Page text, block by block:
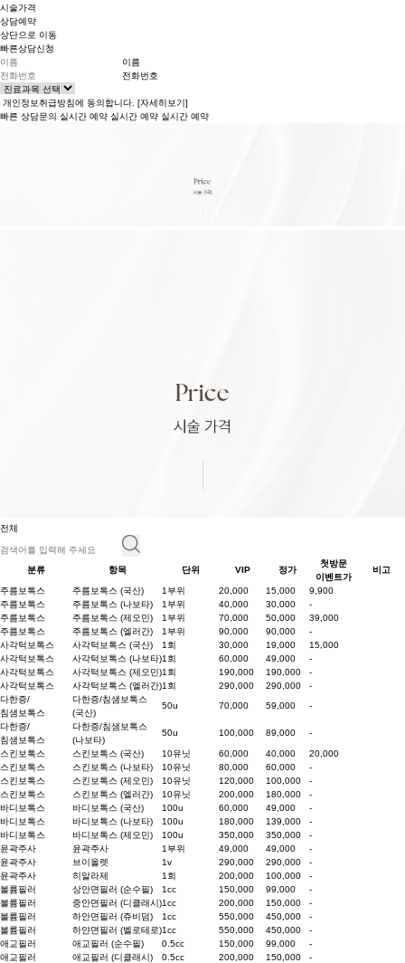
시술가격
상담예약
상단으로 이동
빠른상담신청
이름
전화번호
개인정보취급방침에 동의합니다. [자세히보기]
빠른 상담문의 실시간 예약 실시간 예약 실시간 예약
전체
분류 항목 단위 VIP 정가
첫방문
이벤트가
비고
주름보톡스 주름보톡스 (국산) 1부위 20,000 15,000
9,900
주름보톡스
주름보톡스 (나보타) 1부위 40,000 30,000
-
주름보톡스
주름보톡스 (제오민) 1부위 70,000 50,000
39,000
주름보톡스
주름보톡스 (엘러간) 1부위 90,000 90,000
-
사각턱보톡스
사각턱보톡스 (국산) 1회 30,000 19,000
15,000
사각턱보톡스
사각턱보톡스 (나보타)1회 60,000 49,000
-
사각턱보톡스
사각턱보톡스 (제오민)1회 190,000 190,000
-
사각턱보톡스
사각턱보톡스 (엘러간)1회 290,000 290,000
-
다한증/
침샘보톡스
다한증/침샘보톡스
(국산)
50u 70,000 59,000 -
다한증/
침샘보톡스
다한증/침샘보톡스
(나보타)
50u 100,000 89,000 -
스킨보톡스 스킨보톡스 (국산) 10유닛 60,000 40,000
20,000
스킨보톡스
스킨보톡스 (나보타) 10유닛 80,000 60,000
-
스킨보톡스
스킨보톡스 (제오민) 10유닛 120,000 100,000
-
스킨보톡스
스킨보톡스 (엘러간) 10유닛 200,000 180,000
-
바디보톡스
바디보톡스 (국산) 100u 60,000 49,000
-
바디보톡스
바디보톡스 (나보타) 100u 180,000 139,000
-
바디보톡스
바디보톡스 (제오민) 100u 350,000 350,000
-
윤곽주사
윤곽주사 1부위 49,000 49,000
-
윤곽주사
브이올렛 1v 290,000 290,000
-
윤곽주사
히알라제 1회 200,000 100,000
-
볼륨필러
상안면필러 (순수필) 1cc 150,000 99,000
-
볼륨필러
중안면필러 (디클래시)1cc 200,000 150,000
-
볼륨필러
하안면필러 (쥬비덤) 1cc 550,000 450,000
-
볼륨필러
하얀면필러 (벨로테로)1cc 550,000 450,000
-
애교필러
애교필러 (순수필) 0.5cc 150,000 99,000
-
애교필러
애교필러 (디클래시) 0.5cc 200,000 150,000
-